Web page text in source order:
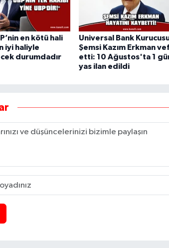
en kötü hali
iyi haliyle
durumdadır
Universal Bank
Şemsi Kazım Erkman
etti: 10 Ağustos'ta 1
yas ilan edildi